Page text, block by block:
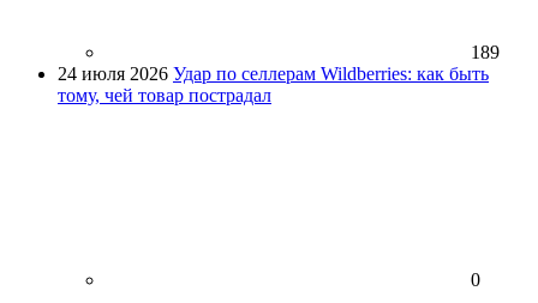
189
24 июля 2026 Удар по селлерам Wildberries: как быть
тому, чей товар пострадал
0